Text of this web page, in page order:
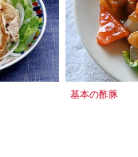
基本の酢豚